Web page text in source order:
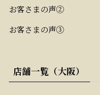
お客さまの声②
お客さまの声③
店舗一覧（大阪）